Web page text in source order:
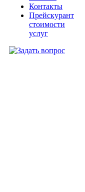
Контакты
Прейскурант
стоимости
услуг